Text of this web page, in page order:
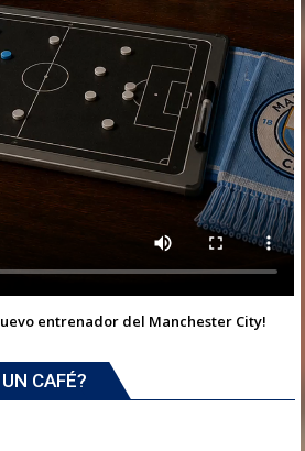
entrenador del Manchester City!
CAFÉ?